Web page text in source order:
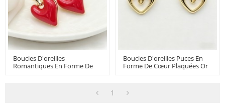
Boucles D'oreilles
Romantiques En Forme De
Boucles D'oreilles Puces En
Forme De Cœur Plaquées Or
1